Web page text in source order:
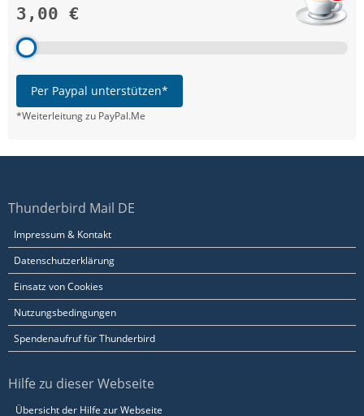
3,00 €
Per Paypal unterstützen*
*Weiterleitung zu PayPal.Me
Thunderbird Mail DE
Impressum & Kontakt
Datenschutzerklärung
Einsatz von Cookies
Nutzungsbedingungen
Spendenaufruf für Thunderbird
Hilfe zu dieser Webseite
Übersicht der Hilfe zur Webseite